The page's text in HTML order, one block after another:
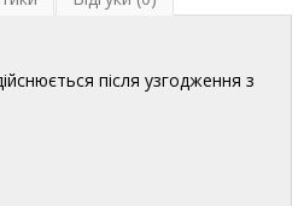
після узгодження з